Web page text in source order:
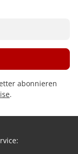
abonnieren
.